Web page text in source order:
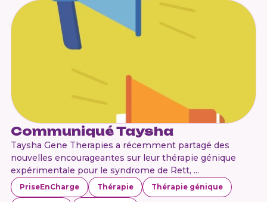
Communiqué Taysha
Taysha Gene Therapies a récemment partagé des
nouvelles encourageantes sur leur thérapie génique
expérimentale pour le syndrome de Rett, ...
PriseEnCharge Thérapie Thérapie génique